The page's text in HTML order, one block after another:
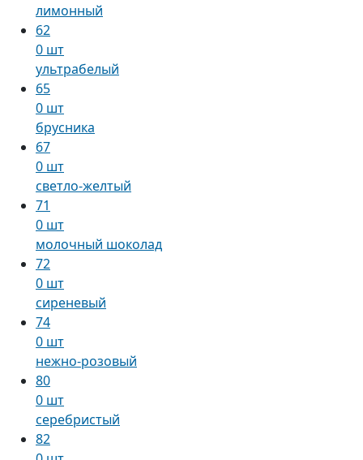
лимонный
62
0 шт
ультрабелый
65
0 шт
брусника
67
0 шт
светло-желтый
71
0 шт
молочный шоколад
72
0 шт
сиреневый
74
0 шт
нежно-розовый
80
0 шт
серебристый
82